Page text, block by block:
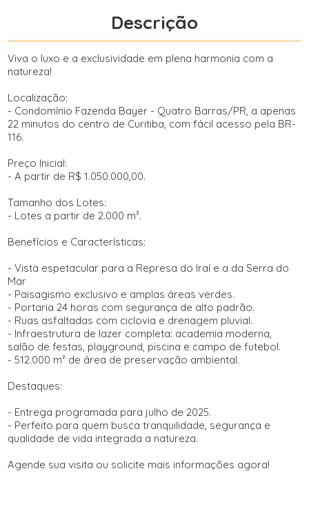
Descrição
Viva o luxo e a exclusividade em plena harmonia com a
natureza!
Localização:
- Condomínio Fazenda Bayer - Quatro Barras/PR, a apenas
22 minutos do centro de Curitiba, com fácil acesso pela BR-
116.
Preço Inicial:
- A partir de R$ 1.050.000,00.
Tamanho dos Lotes:
- Lotes a partir de 2.000 m².
Benefícios e Características:
- Vista espetacular para a Represa do Iraí e a da Serra do
Mar
- Paisagismo exclusivo e amplas áreas verdes.
- Portaria 24 horas com segurança de alto padrão.
- Ruas asfaltadas com ciclovia e drenagem pluvial.
- Infraestrutura de lazer completa: academia moderna,
salão de festas, playground, piscina e campo de futebol.
- 512.000 m² de área de preservação ambiental.
Destaques:
- Entrega programada para julho de 2025.
- Perfeito para quem busca tranquilidade, segurança e
qualidade de vida integrada a natureza.
Agende sua visita ou solicite mais informações agora!